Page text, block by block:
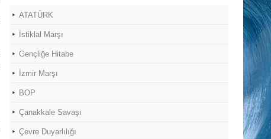
ATATÜRK
İstiklal Marşı
Gençliğe Hitabe
İzmir Marşı
BOP
Çanakkale Savaşı
Çevre Duyarlılığı